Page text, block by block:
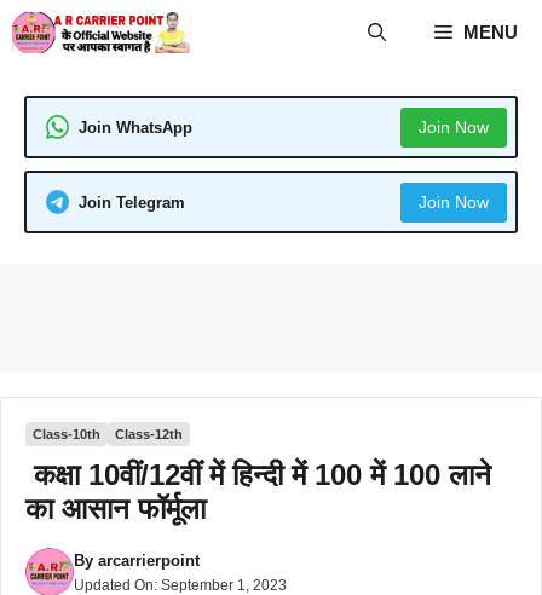
Skip
to
MENU
Join WhatsApp Join Now
Join Telegram Join Now
Class-10th Class-12th
कक्षा 10वीं/12वीं में हिन्दी में 100 में 100 लाने
का आसान फॉर्मूला
By arcarrierpoint
Updated On: September 1, 2023